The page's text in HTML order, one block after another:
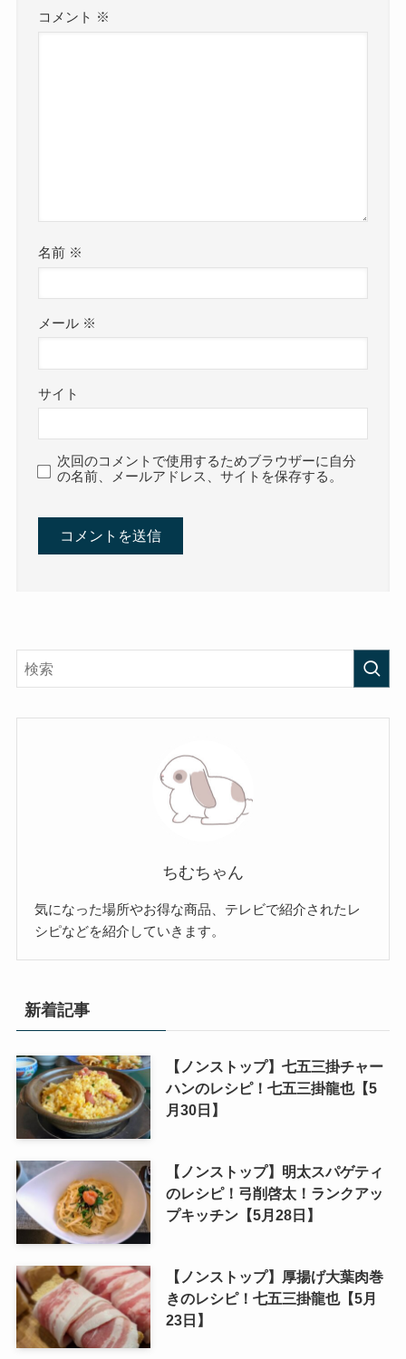
コメント ※
名前 ※
メール ※
サイト
次回のコメントで使用するためブラウザーに自分
の名前、メールアドレス、サイトを保存する。
ちむちゃん
気になった場所やお得な商品、テレビで紹介されたレ
シピなどを紹介していきます。
新着記事
【ノンストップ】七五三掛チャー
ハンのレシピ！七五三掛龍也【5
月30日】
【ノンストップ】明太スパゲティ
のレシピ！弓削啓太！ランクアッ
プキッチン【5月28日】
【ノンストップ】厚揚げ大葉肉巻
きのレシピ！七五三掛龍也【5月
23日】